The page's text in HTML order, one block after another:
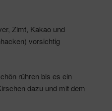
Zimt, Kakao und
vorsichtig
rühren bis es ein
dazu und mit dem